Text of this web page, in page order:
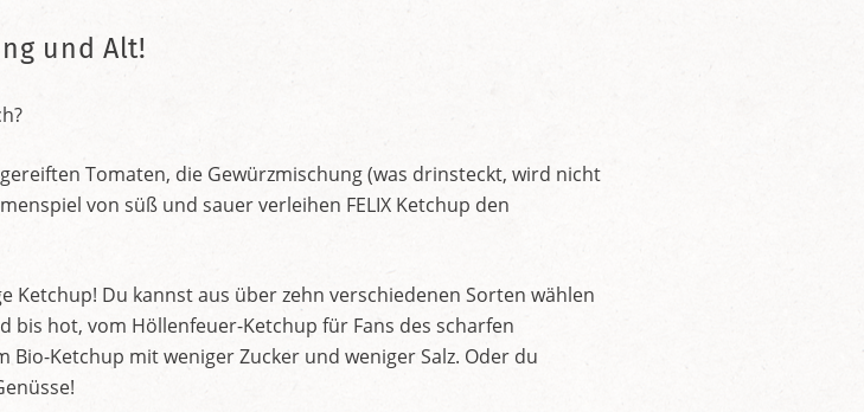
und Alt!
Tomaten, die Gewürzmischung (was drinsteckt, wird nicht
von süß und sauer verleihen FELIX Ketchup den
Ketchup! Du kannst aus über zehn verschiedenen Sorten wählen
hot, vom Höllenfeuer-Ketchup für Fans des scharfen
Ketchup mit weniger Zucker und weniger Salz. Oder du